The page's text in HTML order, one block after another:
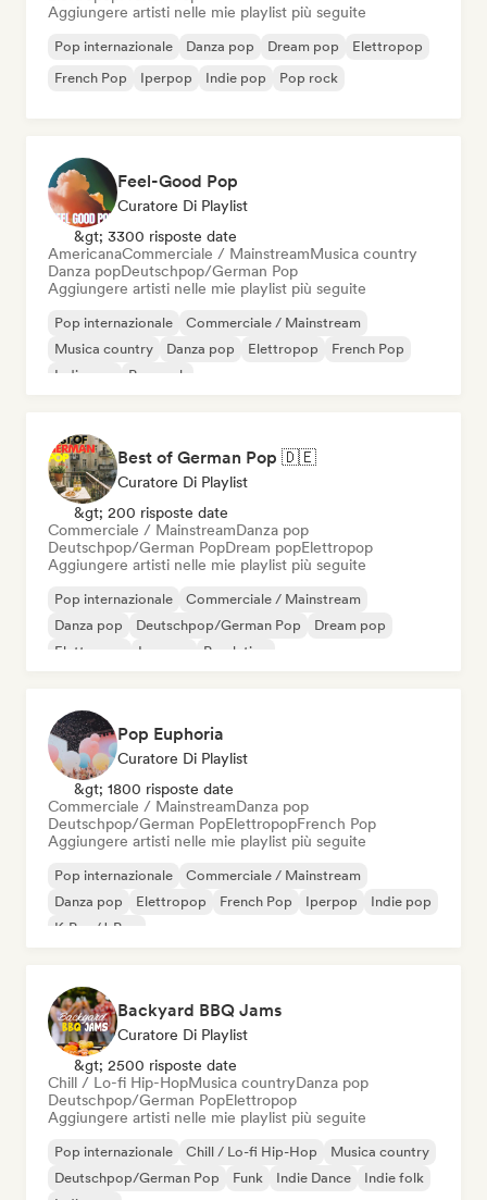
Aggiungere artisti nelle mie playlist più seguite
Pop internazionale Danza pop Dream pop
Elettropop
French Pop
Iperpop Indie pop Pop rock
Feel-Good Pop
Curatore Di Playlist
&gt; 3300 risposte date
AmericanaCommerciale / MainstreamMusica country
Danza popDeutschpop/German Pop
Aggiungere artisti nelle mie playlist più seguite
Pop internazionale
Commerciale / Mainstream
Musica country
Danza pop Elettropop
French Pop
Indie pop
Pop rock
Best of German Pop 🇩🇪
Curatore Di Playlist
&gt; 200 risposte date
Commerciale / MainstreamDanza pop
Deutschpop/German PopDream popElettropop
Aggiungere artisti nelle mie playlist più seguite
Pop internazionale
Commerciale / Mainstream
Danza pop
Deutschpop/German Pop
Dream pop
Elettropop
Iperpop Pop latino
Pop Euphoria
Curatore Di Playlist
&gt; 1800 risposte date
Commerciale / MainstreamDanza pop
Deutschpop/German PopElettropopFrench Pop
Aggiungere artisti nelle mie playlist più seguite
Pop internazionale
Commerciale / Mainstream
Danza pop
Elettropop French Pop Iperpop
Indie pop
K-Pop/J-Pop
Backyard BBQ Jams
Curatore Di Playlist
&gt; 2500 risposte date
Chill / Lo-fi Hip-HopMusica countryDanza pop
Deutschpop/German PopElettropop
Aggiungere artisti nelle mie playlist più seguite
Pop internazionale Chill / Lo-fi Hip-Hop
Musica country
Deutschpop/German Pop
Funk Indie Dance
Indie folk